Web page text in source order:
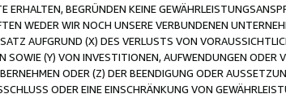
ERHALTEN, BEGRÜNDEN KEINE
WEDER WIR NOCH UNSERE VERBUNDENEN
AUFGRUND (X) DES VERLUSTS VON
SOWIE (Y) VON INVESTITIONEN, AUFWENDUNGEN ODER
ODER (Z) DER BEENDIGUNG ODER
ODER EINE EINSCHRÄNKUNG VON